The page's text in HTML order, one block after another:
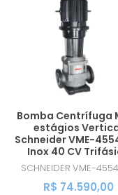
Bomba Centrífuga
estágios
Schneider VME-
Inox 40 CV
SCHNEIDER VME-
R$ 74.590,00